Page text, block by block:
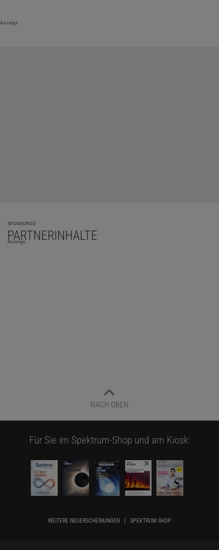
Anzeige
SPONSORED
PARTNERINHALTE
Anzeige
NACH OBEN
Für Sie im Spektrum-Shop und am Kiosk:
WEITERE NEUERSCHEINUNGEN SPEKTRUM SHOP